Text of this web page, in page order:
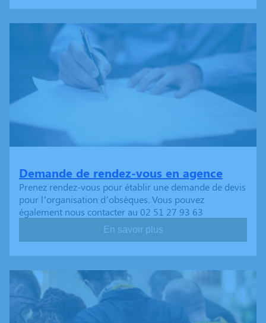
Demande de rendez-vous en agence
Prenez rendez-vous pour établir une demande de devis
pour l’organisation d’obsèques. Vous pouvez
également nous contacter au 02 51 27 93 63
En savoir plus